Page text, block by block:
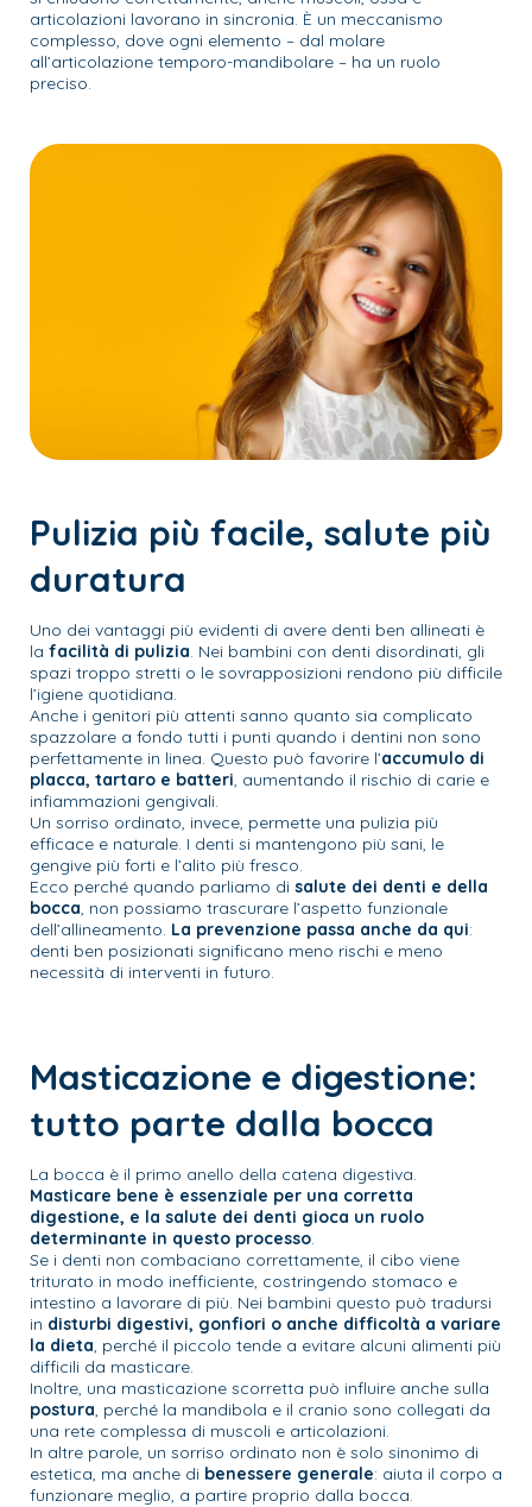
articolazioni lavorano in sincronia. È un meccanismo
complesso, dove ogni elemento – dal molare
all’articolazione temporo-mandibolare – ha un ruolo
preciso.
Pulizia più facile, salute più
duratura
Uno dei vantaggi più evidenti di avere denti ben allineati è
la facilità di pulizia. Nei bambini con denti disordinati, gli
spazi troppo stretti o le sovrapposizioni rendono più difficile
l’igiene quotidiana.
Anche i genitori più attenti sanno quanto sia complicato
spazzolare a fondo tutti i punti quando i dentini non sono
perfettamente in linea. Questo può favorire l’accumulo di
placca, tartaro e batteri, aumentando il rischio di carie e
infiammazioni gengivali.
Un sorriso ordinato, invece, permette una pulizia più
efficace e naturale. I denti si mantengono più sani, le
gengive più forti e l’alito più fresco.
Ecco perché quando parliamo di salute dei denti e della
bocca, non possiamo trascurare l’aspetto funzionale
dell’allineamento. La prevenzione passa anche da qui:
denti ben posizionati significano meno rischi e meno
necessità di interventi in futuro.
Masticazione e digestione:
tutto parte dalla bocca
La bocca è il primo anello della catena digestiva.
Masticare bene è essenziale per una corretta
digestione, e la salute dei denti gioca un ruolo
determinante in questo processo.
Se i denti non combaciano correttamente, il cibo viene
triturato in modo inefficiente, costringendo stomaco e
intestino a lavorare di più. Nei bambini questo può tradursi
in disturbi digestivi, gonfiori o anche difficoltà a variare
la dieta, perché il piccolo tende a evitare alcuni alimenti più
difficili da masticare.
Inoltre, una masticazione scorretta può influire anche sulla
postura, perché la mandibola e il cranio sono collegati da
una rete complessa di muscoli e articolazioni.
In altre parole, un sorriso ordinato non è solo sinonimo di
estetica, ma anche di benessere generale: aiuta il corpo a
funzionare meglio, a partire proprio dalla bocca.